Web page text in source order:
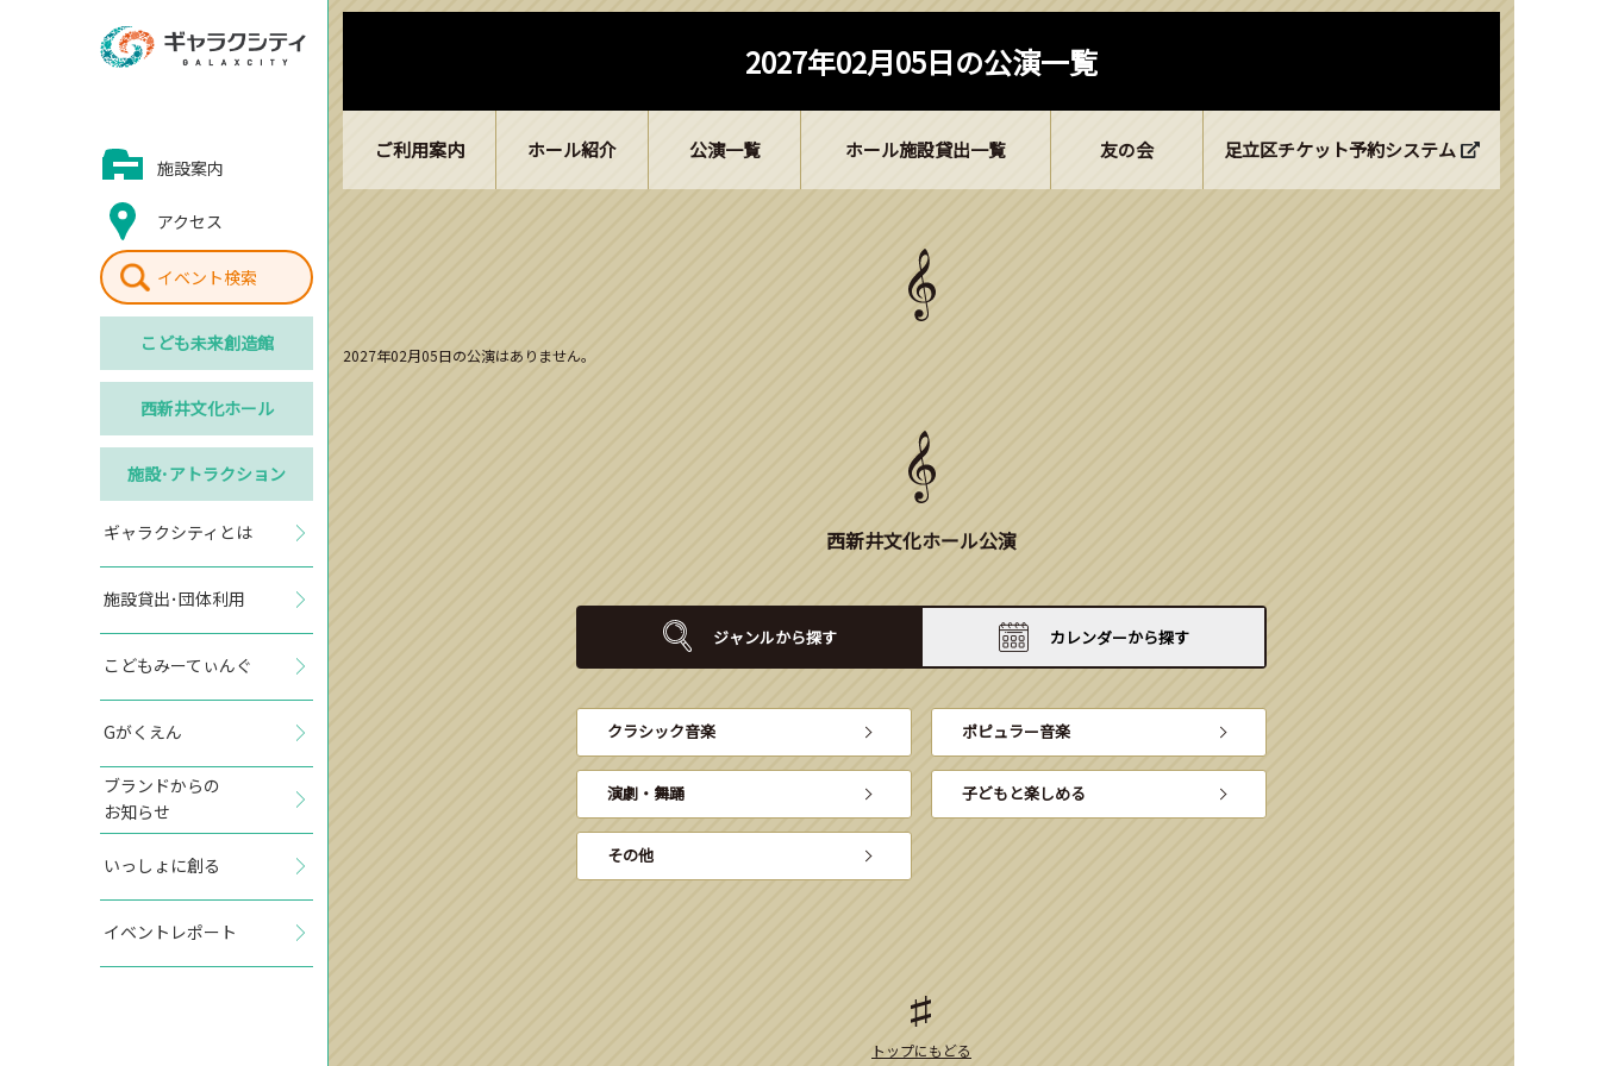
施設案内
アクセス
イベント検索
こども未来創造館
西新井文化ホール
施設･アトラクション
ギャラクシティとは
施設貸出･団体利用
こどもみーてぃんぐ
Gがくえん
ブランドからの
お知らせ
いっしょに創る
イベントレポート
2027年02月05日の公演一覧
ご利用案内 ホール紹介 公演一覧 ホール施設貸出一覧 友の会 足立区チケット予約システム
2027年02月05日の公演はありません。
西新井文化ホール公演
ジャンルから探す カレンダーから探す
クラシック音楽 ポピュラー音楽
演劇・舞踊 子どもと楽しめる
その他
トップにもどる